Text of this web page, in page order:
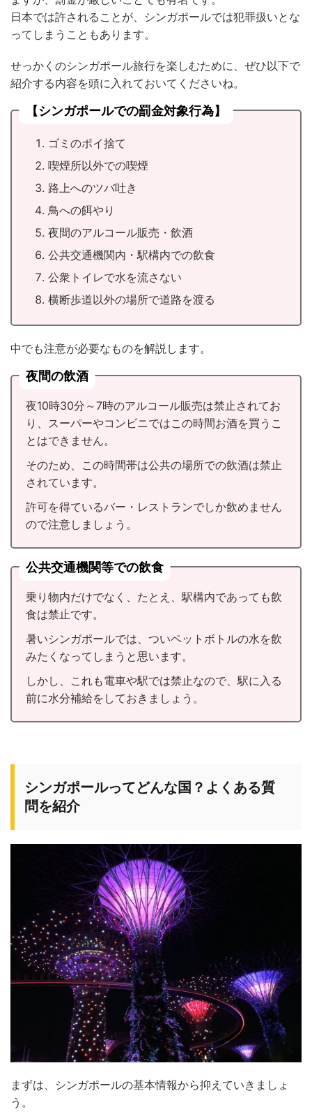
日本では許されることが、シンガポールでは犯罪扱いとな
ってしまうこともあります。
せっかくのシンガポール旅行を楽しむために、ぜひ以下で
紹介する内容を頭に入れておいてくださいね。
【シンガポールでの罰金対象行為】
ゴミのポイ捨て
喫煙所以外での喫煙
路上へのツバ吐き
鳥への餌やり
夜間のアルコール販売・飲酒
公共交通機関内・駅構内での飲食
公衆トイレで水を流さない
横断歩道以外の場所で道路を渡る
中でも注意が必要なものを解説します。
夜間の飲酒
夜10時30分～7時のアルコール販売は禁止されてお
り、スーパーやコンビニではこの時間お酒を買うこ
とはできません。
そのため、この時間帯は公共の場所での飲酒は禁止
されています。
許可を得ているバー・レストランでしか飲めません
ので注意しましょう。
公共交通機関等での飲食
乗り物内だけでなく、たとえ、駅構内であっても飲
食は禁止です。
暑いシンガポールでは、ついペットボトルの水を飲
みたくなってしまうと思います。
しかし、これも電車や駅では禁止なので、駅に入る
前に水分補給をしておきましょう。
シンガポールってどんな国？よくある質
問を紹介
まずは、シンガポールの基本情報から抑えていきましょ
う。